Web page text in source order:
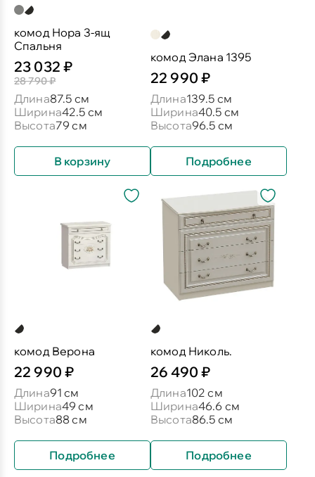
комод Нора 3-ящ
Спальня
23 032 ₽
28 790 ₽
Длина87.5 см
Ширина42.5 см
Высота79 см
В корзину
комод Элана 1395
22 990 ₽
Длина139.5 см
Ширина40.5 см
Высота96.5 см
Подробнее
комод Верона
22 990 ₽
Длина91 см
Ширина49 см
Высота88 см
Подробнее
комод Николь.
26 490 ₽
Длина102 см
Ширина46.6 см
Высота86.5 см
Подробнее